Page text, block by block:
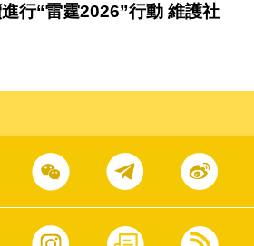
行“雷霆2026”行動 維護社